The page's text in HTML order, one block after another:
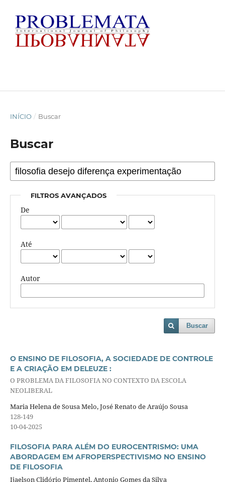
INÍCIO / Buscar
Buscar
FILTROS AVANÇADOS
De
Até
Autor
Buscar
O ENSINO DE FILOSOFIA, A SOCIEDADE DE CONTROLE
E A CRIAÇÃO EM DELEUZE :
O PROBLEMA DA FILOSOFIA NO CONTEXTO DA ESCOLA
NEOLIBERAL
Maria Helena de Sousa Melo, José Renato de Araújo Sousa
128-149
10-04-2025
FILOSOFIA PARA ALÉM DO EUROCENTRISMO: UMA
ABORDAGEM EM AFROPERSPECTIVISMO NO ENSINO
DE FILOSOFIA
Ijaelson Clidório Pimentel, Antonio Gomes da Silva